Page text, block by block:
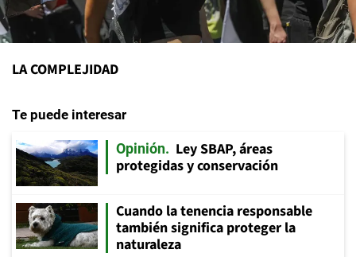
LA COMPLEJIDAD
Te puede interesar
Opinión
Ley SBAP, áreas
protegidas y conservación
Cuando la tenencia responsable
también significa proteger la
naturaleza